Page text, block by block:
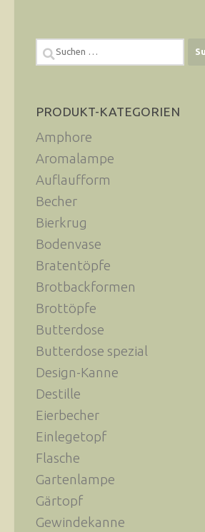
Suchen
nach:
PRODUKT-KATEGORIEN
Amphore
Aromalampe
Auflaufform
Becher
Bierkrug
Bodenvase
Bratentöpfe
Brotbackformen
Brottöpfe
Butterdose
Butterdose spezial
Design-Kanne
Destille
Eierbecher
Einlegetopf
Flasche
Gartenlampe
Gärtopf
Gewindekanne